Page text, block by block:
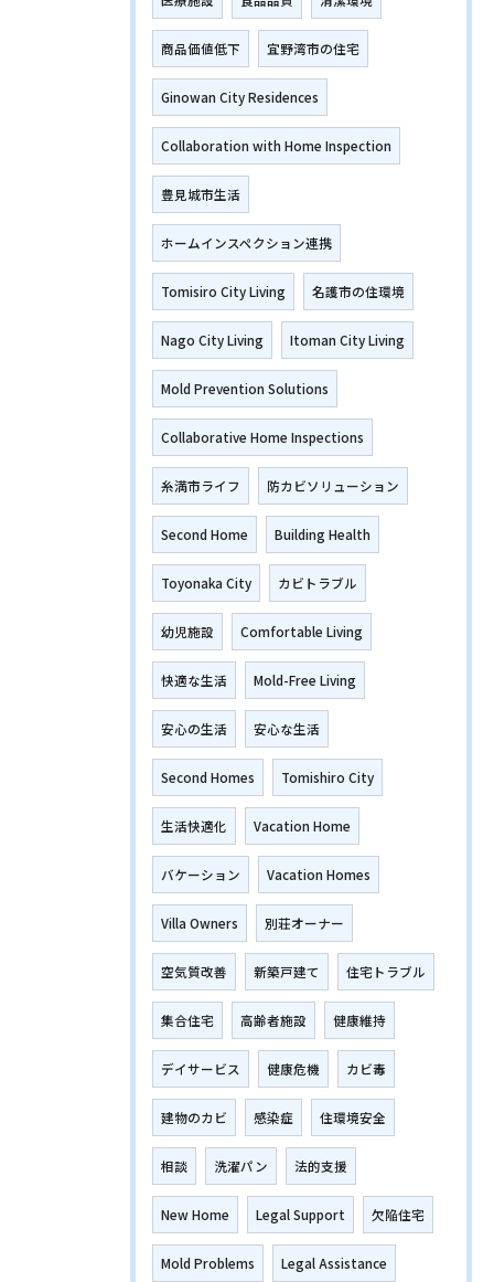
商品価値低下 宜野湾市の住宅
Ginowan City Residences
Collaboration with Home Inspection
豊見城市生活
ホームインスペクション連携
Tomisiro City Living 名護市の住環境
Nago City Living Itoman City Living
Mold Prevention Solutions
Collaborative Home Inspections
糸満市ライフ 防カビソリューション
Second Home Building Health
Toyonaka City カビトラブル
幼児施設 Comfortable Living
快適な生活 Mold-Free Living
安心の生活 安心な生活
Second Homes Tomishiro City
生活快適化 Vacation Home
バケーション Vacation Homes
Villa Owners 別荘オーナー
空気質改善 新築戸建て 住宅トラブル
集合住宅 高齢者施設 健康維持
デイサービス 健康危機 カビ毒
建物のカビ 感染症 住環境安全
相談 洗濯パン 法的支援
New Home Legal Support 欠陥住宅
Mold Problems Legal Assistance